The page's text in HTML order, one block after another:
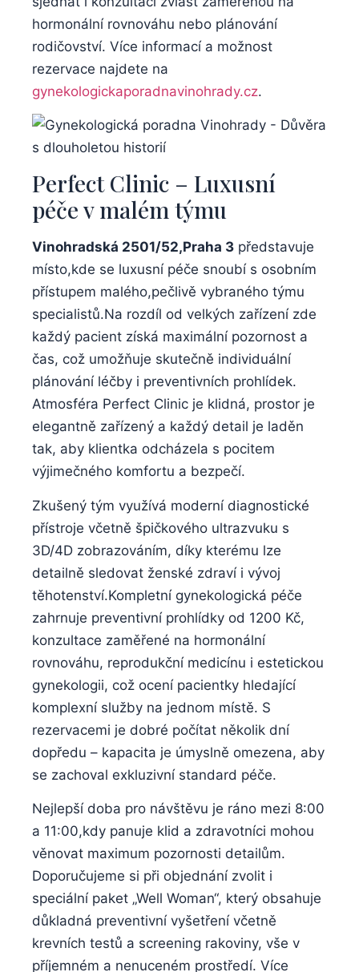
hormonální rovnováhu‍ nebo plánování
rodičovství. Více informací a možnost
rezervace najdete na⁣
gynekologickaporadnavinohrady.cz.
Perfect Clinic – Luxusní
péče ​v malém týmu
Vinohradská 2501/52,Praha 3 představuje
místo,kde se luxusní péče snoubí s ⁣osobním
přístupem malého,pečlivě vybraného ​týmu
specialistů.Na rozdíl od velkých ⁤zařízení zde
každý pacient získá maximální pozornost a
čas, což umožňuje‍ skutečně individuální
plánování léčby i preventivních prohlídek.
Atmosféra‍ Perfect Clinic je klidná, prostor ‌je
elegantně zařízený a ⁢každý⁢ detail ‍je laděn
‍tak, ⁢aby klientka odcházela s pocitem‍
výjimečného komfortu a bezpečí.
Zkušený tým využívá moderní diagnostické
přístroje včetně špičkového ultrazvuku⁤ s
3D/4D ⁤zobrazováním, díky kterému ⁤lze‌
detailně sledovat ‍ženské ⁢zdraví i vývoj
těhotenství.Kompletní gynekologická péče
zahrnuje preventivní prohlídky⁤ od 1200 Kč,
‍konzultace⁣ zaměřené na ‌hormonální
rovnováhu,⁤ reprodukční medicínu i estetickou⁤
gynekologii, což ‍ocení pacientky hledající
komplexní služby na jednom místě. S
rezervacemi je dobré počítat několik ⁣dní​
dopředu – kapacita ⁤je úmyslně omezena, ⁤aby
se ‌zachoval exkluzivní standard péče.
Nejlepší doba pro ⁢návštěvu⁢ je⁣ ráno mezi 8:00
a 11:00,kdy panuje klid a zdravotníci mohou
věnovat⁤ maximum ​pozornosti ‍detailům.
Doporučujeme si při objednání​ zvolit i
speciální ⁤paket „Well Woman“, který⁤ obsahuje
⁤důkladná preventivní vyšetření včetně​
krevních testů a screening rakoviny, vše v
příjemném a nenuceném prostředí. Více⁤